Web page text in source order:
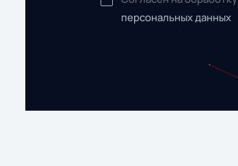
персональных данных